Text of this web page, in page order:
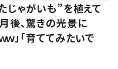
じゃがいも”を植えて
、驚きの光景に
ｗ」「育ててみたいで